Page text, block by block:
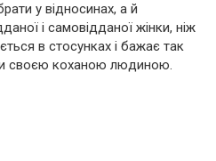
у відносинах, а й
і самовідданої жінки, ніж
в стосунках і бажає так
своєю коханою людиною.